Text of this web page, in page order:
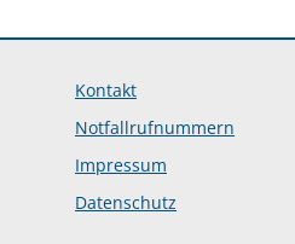
Kontakt
Notfallrufnummern
Impressum
Datenschutz